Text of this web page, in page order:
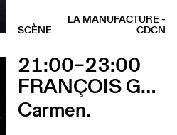
LA MANUFACTURE -
CDCN
SCÈNE
21:00–23:00
FRANÇOIS GREMAUD / 2B COMPANY
Carmen.